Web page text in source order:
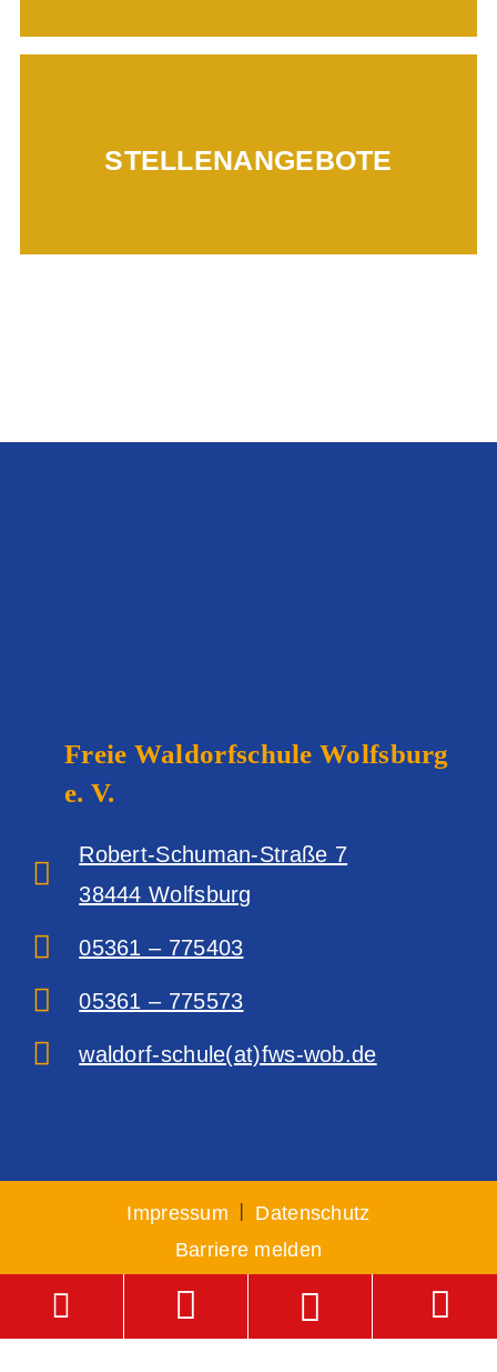
STELLENANGEBOTE
Mehr erfahren...
Freie Waldorfschule Wolfsburg
e. V.
Robert-Schuman-Straße 7
38444 Wolfsburg‎
05361 – 775403
05361 – 775573
waldorf-schule(at)fws-wob.de
Impressum | Datenschutz
Barriere melden